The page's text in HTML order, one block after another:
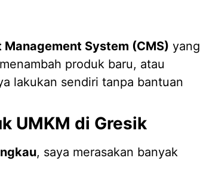
Management System (CMS) yang
produk baru, atau
lakukan sendiri tanpa bantuan
UMKM di Gresik
, saya merasakan banyak